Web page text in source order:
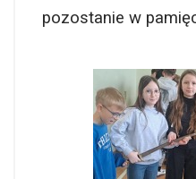
pozostanie w